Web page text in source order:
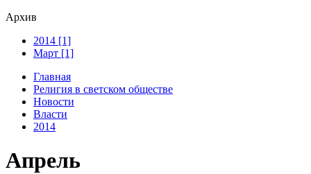
Архив
2014 [1]
Март [1]
Главная
Религия в светском обществе
Новости
Власти
2014
Апрель